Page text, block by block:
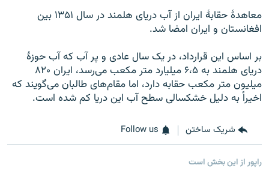
معاهدۀ حقابۀ ایران از آب دریای هلمند در سال ۱۳۵۱ بین
افغانستان و ایران امضا شد.
بر اساس این قرارداد، در یک سال عادی و پر آب که آب حوزۀ
دریای هلمند به ۶،۵ میلیارد متر مکعب می‌رسد، ایران ۸۲۰
میلیون متر مکعب حقابه دارد، اما مقام‌های طالبان می‌گویند که
اخیراً به دلیل خشکسالی سطح آب این دریا کم شده است.
شریک ساختن Follow us
راپور از این بخش است